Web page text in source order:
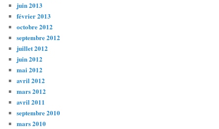
juin 2013
février 2013
octobre 2012
septembre 2012
juillet 2012
juin 2012
mai 2012
avril 2012
mars 2012
avril 2011
septembre 2010
mars 2010